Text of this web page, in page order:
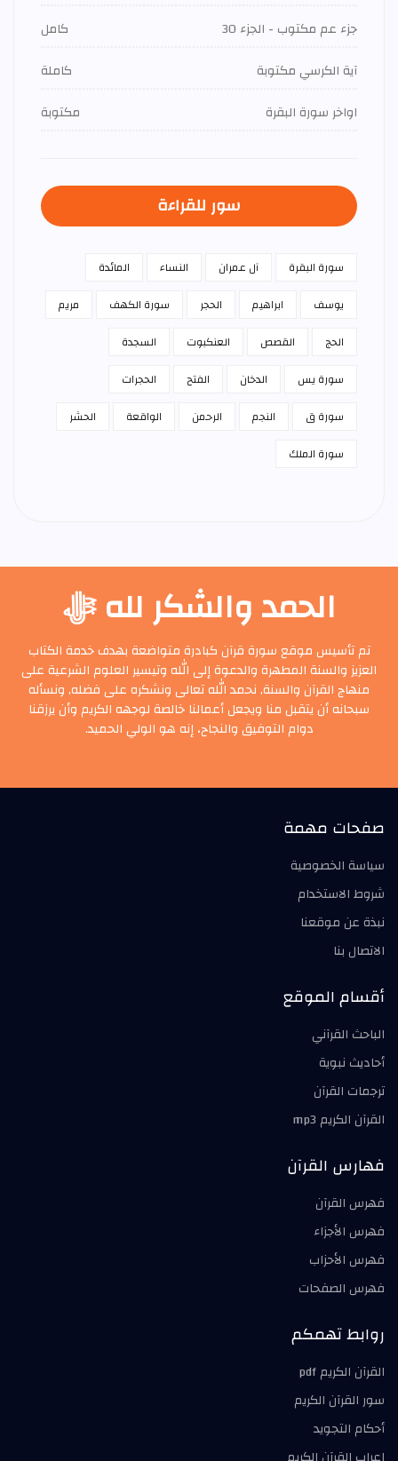
جزء عم مكتوب - الجزء 30
كامل
آية الكرسي مكتوبة
كاملة
اواخر سورة البقرة
مكتوبة
سور للقراءة
سورة البقرة آل عمران النساء
المائدة
يوسف
ابراهيم الحجر سورة الكهف
مريم
الحج
القصص العنكبوت
السجدة
سورة يس
الدخان الفتح
الحجرات
سورة ق
النجم الرحمن الواقعة
الحشر
سورة الملك
الحمد والشكر لله ﷻ
تم تأسيس موقع سورة قرآن كبادرة متواضعة بهدف خدمة الكتاب
العزيز والسنة المطهرة والدعوة إلى الله وتيسير العلوم الشرعية على
منهاج القرآن والسنة, نحمد الله تعالى ونشكره على فضله, ونسأله
سبحانه أن يتقبل منا ويجعل أعمالنا خالصة لوجهه الكريم وأن يرزقنا
دوام التوفيق والنجاح، إنه هو الولي الحميد.
صفحات مهمة
سياسة الخصوصية
شروط الاستخدام
نبذة عن موقعنا
الاتصال بنا
أقسام الموقع
الباحث القرآني
أحاديث نبوية
ترجمات القرآن
القرآن الكريم mp3
فهارس القرآن
فهرس القرآن
فهرس الأجزاء
فهرس الأحزاب
فهرس الصفحات
روابط تهمكم
القرآن الكريم pdf
سور القرآن الكريم
أحكام التجويد